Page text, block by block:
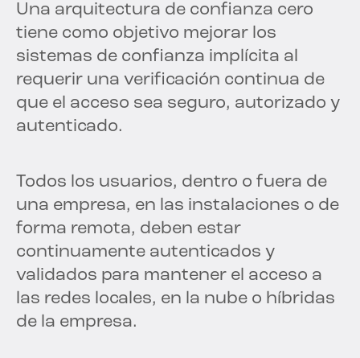
Una arquitectura de confianza cero
tiene como objetivo mejorar los
sistemas de confianza implícita al
requerir una verificación continua de
que el acceso sea seguro, autorizado y
autenticado.
Todos los usuarios, dentro o fuera de
una empresa, en las instalaciones o de
forma remota, deben estar
continuamente autenticados y
validados para mantener el acceso a
las redes locales, en la nube o híbridas
de la empresa.